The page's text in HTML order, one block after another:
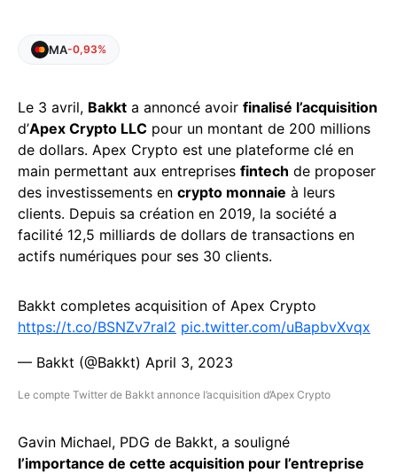
MA-0,93%
Le 3 avril, Bakkt a annoncé avoir finalisé l’acquisition
d’Apex Crypto LLC pour un montant de 200 millions
de dollars. Apex Crypto est une plateforme clé en
main permettant aux entreprises fintech de proposer
des investissements en crypto monnaie à leurs
clients. Depuis sa création en 2019, la société a
facilité 12,5 milliards de dollars de transactions en
actifs numériques pour ses 30 clients.
Bakkt completes acquisition of Apex Crypto
https://t.co/BSNZv7ral2 pic.twitter.com/uBapbvXvqx
— Bakkt (@Bakkt) April 3, 2023
Le compte Twitter de Bakkt annonce l’acquisition d’Apex Crypto
Gavin Michael, PDG de Bakkt, a souligné
l’importance de cette acquisition pour l’entreprise